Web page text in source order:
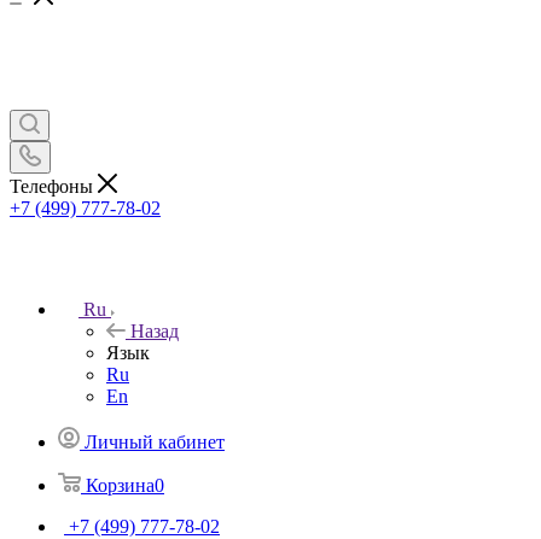
Телефоны
+7 (499) 777-78-02
Ru
Назад
Язык
Ru
En
Личный кабинет
Корзина0
+7 (499) 777-78-02